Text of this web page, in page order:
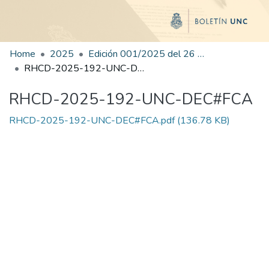
Home 2025
Edición 001/2025 del 26 de mayo de 2025
RHCD-2025-192-UNC-DEC#FCA
RHCD-2025-192-UNC-DEC#FCA
RHCD-2025-192-UNC-DEC#FCA.pdf(136.78 KB)